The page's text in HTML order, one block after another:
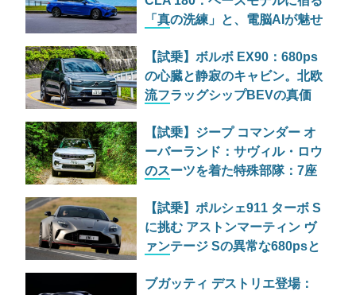
「真の洗練」と、電脳AIが魅せ
【試乗】ボルボ EX90：680ps
の心臓と静寂のキャビン。北欧
流フラッグシップBEVの真価
【試乗】ジープ コマンダー オ
ーバーランド：サヴィル・ロウ
のスーツを着た特殊部隊：7座
【試乗】ポルシェ911 ターボ S
に挑む アストンマーティン ヴ
ァンテージ Sの異常な680psと
ブガッティ デストリエ登場：